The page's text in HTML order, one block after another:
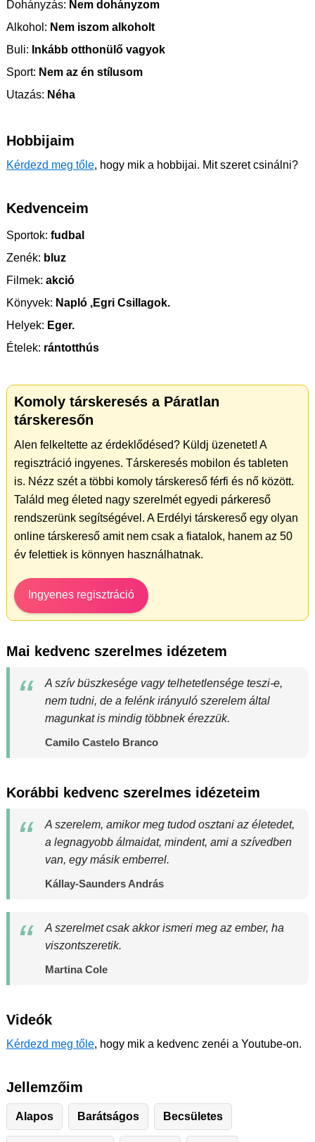
Dohányzás: Nem dohányzom
Alkohol: Nem iszom alkoholt
Buli: Inkább otthonülő vagyok
Sport: Nem az én stílusom
Utazás: Néha
Hobbijaim
Kérdezd meg tőle, hogy mik a hobbijai. Mit szeret csinálni?
Kedvenceim
Sportok: fudbal
Zenék: bluz
Filmek: akció
Könyvek: Napló ,Egri Csillagok.
Helyek: Eger.
Ételek: rántotthús
Komoly társkeresés a Páratlan
társkeresőn
Alen felkeltette az érdeklődésed? Küldj üzenetet! A
regisztráció ingyenes. Társkeresés mobilon és tableten
is. Nézz szét a többi komoly társkereső férfi és nő között.
Találd meg életed nagy szerelmét egyedi párkereső
rendszerünk segítségével. A Erdélyi társkereső egy olyan
online társkereső amit nem csak a fiatalok, hanem az 50
év felettiek is könnyen használhatnak.
Ingyenes regisztráció
Mai kedvenc szerelmes idézetem
A szív büszkesége vagy telhetetlensége teszi-e,
nem tudni, de a felénk irányuló szerelem által
magunkat is mindig többnek érezzük.
Camilo Castelo Branco
Korábbi kedvenc szerelmes idézeteim
A szerelem, amikor meg tudod osztani az életedet,
a legnagyobb álmaidat, mindent, ami a szívedben
van, egy másik emberrel.
Kállay-Saunders András
A szerelmet csak akkor ismeri meg az ember, ha
viszontszeretik.
Martina Cole
Videók
Kérdezd meg tőle, hogy mik a kedvenc zenéi a Youtube-on.
Jellemzőim
Alapos Barátságos Becsületes